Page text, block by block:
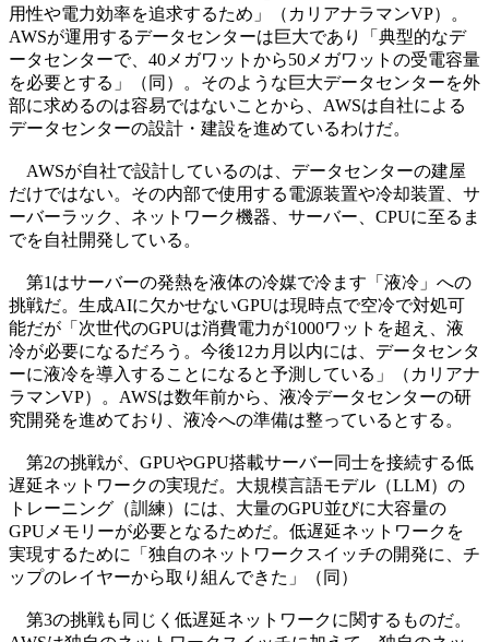
用性や電力効率を追求するため」（カリアナラマンVP）。
AWSが運用するデータセンターは巨大であり「典型的なデ
ータセンターで、40メガワットから50メガワットの受電容量
を必要とする」（同）。そのような巨大データセンターを外
部に求めるのは容易ではないことから、AWSは自社による
データセンターの設計・建設を進めているわけだ。
AWSが自社で設計しているのは、データセンターの建屋
だけではない。その内部で使用する電源装置や冷却装置、サ
ーバーラック、ネットワーク機器、サーバー、CPUに至るま
でを自社開発している。
第1はサーバーの発熱を液体の冷媒で冷ます「液冷」への
挑戦だ。生成AIに欠かせないGPUは現時点で空冷で対処可
能だが「次世代のGPUは消費電力が1000ワットを超え、液
冷が必要になるだろう。今後12カ月以内には、データセンタ
ーに液冷を導入することになると予測している」（カリアナ
ラマンVP）。AWSは数年前から、液冷データセンターの研
究開発を進めており、液冷への準備は整っているとする。
第2の挑戦が、GPUやGPU搭載サーバー同士を接続する低
遅延ネットワークの実現だ。大規模言語モデル（LLM）の
トレーニング（訓練）には、大量のGPU並びに大容量の
GPUメモリーが必要となるためだ。低遅延ネットワークを
実現するために「独自のネットワークスイッチの開発に、チ
ップのレイヤーから取り組んできた」（同）
第3の挑戦も同じく低遅延ネットワークに関するものだ。